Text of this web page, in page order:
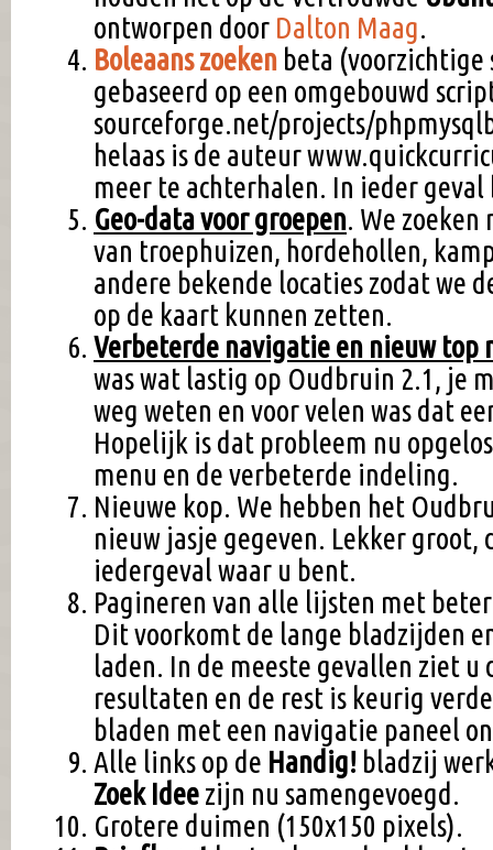
ontworpen door Dalton Maag.
Boleaans zoeken beta
gebaseerd op een omgebouwd
sourceforge.net/projects/
helaas is de auteur
meer te achterhalen. In ieder
Geo-data voor groepen. We zoeken
van troephuizen, hordehollen,
andere bekende locaties zodat we
op de kaart kunnen zetten.
Verbeterde navigatie en nieuw top
was wat lastig op Oudbruin 2.1, je
weg weten en voor velen was dat
Hopelijk is dat probleem nu
menu en de verbeterde indeling.
Nieuwe kop. We hebben het
nieuw jasje gegeven. Lekker groot,
iedergeval waar u bent.
Pagineren van alle lijsten met
Dit voorkomt de lange bladzijden
laden. In de meeste gevallen ziet u
resultaten en de rest is keurig
bladen met een navigatie paneel
Alle links op de Handig! bladzij
Zoek Ideezijn nu samengevoegd.
Grotere duimen (150x150 pixels).